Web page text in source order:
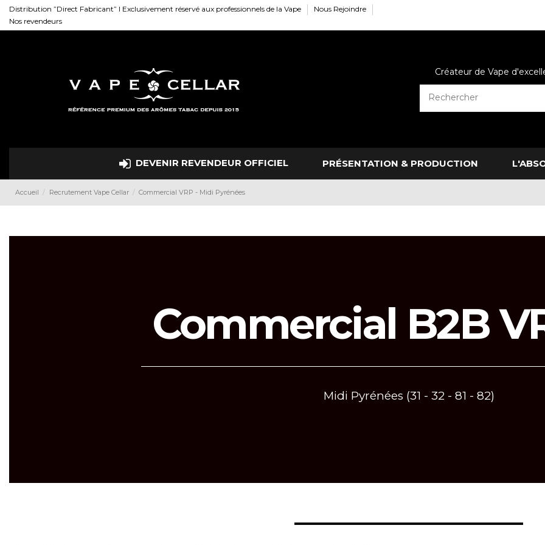
Distribution ”Direct Fabricant” I Exclusivement réservé aux professionnels de la Vape
Nous Rejoindre
Nos revendeurs
Créateur de Vape
DEVENIR REVENDEUR OFFICIEL PRÉSENTATION & PRODUCTION
Accueil Recrutement Vape Cellar Commercial VRP - Midi Pyrénées
Commercial B2B
Midi Pyrénées (31 - 32 - 81 - 82)